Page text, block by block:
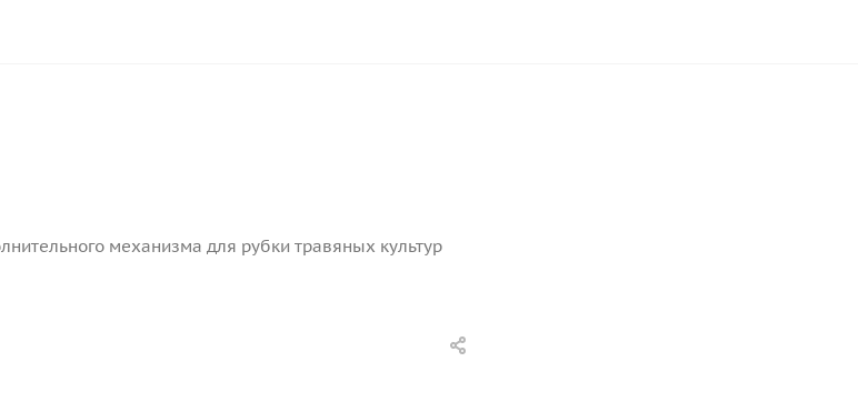
механизма для рубки травяных культур